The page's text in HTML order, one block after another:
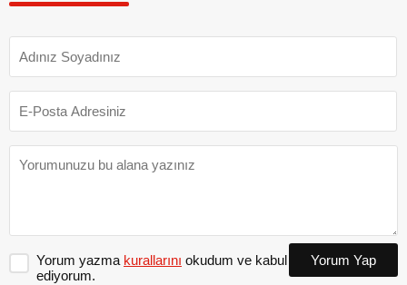
Yorum yazma kurallarını okudum ve kabul
ediyorum.
Yorum Yap